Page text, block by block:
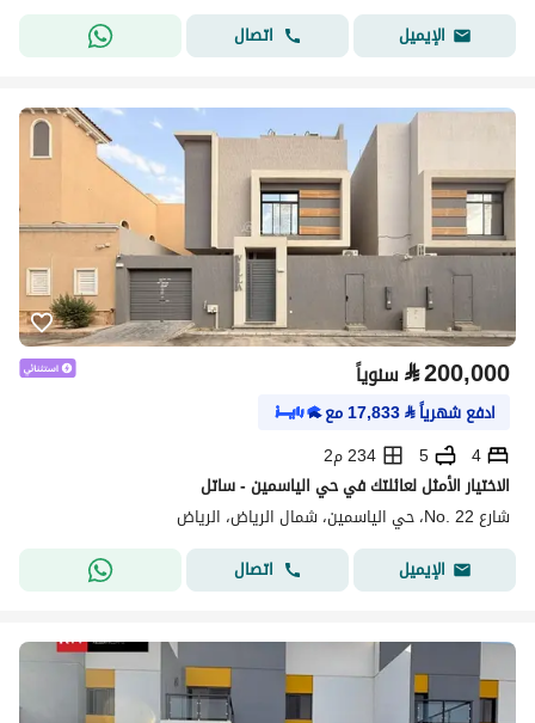
الإيميل
اتصال
⃁200,000 سنوياً
ادفع شهرياً⃁
17,833مع
4
5
234 م2
الاختيار الأمثل لعائلتك في حي الياسمين - ساتل
شارع No. 22، حي الياسمين، شمال الرياض، الرياض
الإيميل
اتصال